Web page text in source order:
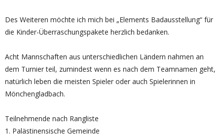
Des Weiteren möchte ich mich bei „Elements Badausstellung“ für
die Kinder-Überraschungspakete herzlich bedanken.
Acht Mannschaften aus unterschiedlichen Ländern nahmen an
dem Turnier teil, zumindest wenn es nach dem Teamnamen geht,
natürlich leben die meisten Spieler oder auch Spielerinnen in
Mönchengladbach.
Teilnehmende nach Rangliste
1. Palästinensische Gemeinde